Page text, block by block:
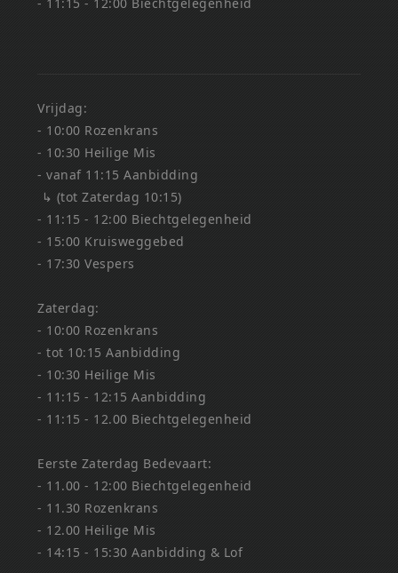
- 11:15 - 12:00 Biechtgelegenheid
Vrijdag:
- 10:00 Rozenkrans
- 10:30 Heilige Mis
- vanaf 11:15 Aanbidding
↳ (tot Zaterdag 10:15)
- 11:15 - 12:00 Biechtgelegenheid
- 15:00 Kruisweggebed
- 17:30 Vespers
Zaterdag:
- 10:00 Rozenkrans
- tot 10:15 Aanbidding
- 10:30 Heilige Mis
- 11:15 - 12:15 Aanbidding
- 11:15 - 12.00 Biechtgelegenheid
Eerste Zaterdag Bedevaart:
- 11.00 - 12:00 Biechtgelegenheid
- 11.30 Rozenkrans
- 12.00 Heilige Mis
- 14:15 - 15:30 Aanbidding & Lof